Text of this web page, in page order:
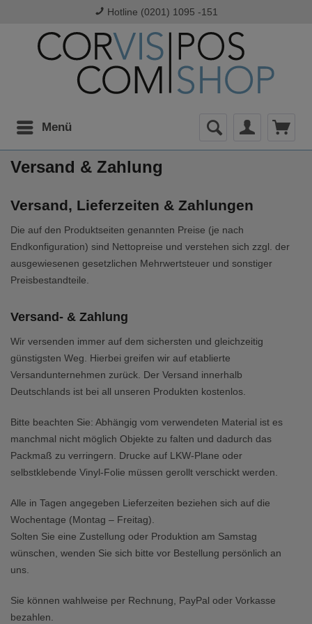
Hotline (0201) 1095 -151
Menü
Versand & Zahlung
Versand, Lieferzeiten & Zahlungen
Die auf den Produktseiten genannten Preise (je nach
Endkonfiguration) sind Nettopreise und verstehen sich zzgl. der
ausgewiesenen gesetzlichen Mehrwertsteuer und sonstiger
Preisbestandteile.
Versand- & Zahlung
Wir versenden immer auf dem sichersten und gleichzeitig
günstigsten Weg. Hierbei greifen wir auf etablierte
Versandunternehmen zurück. Der Versand innerhalb
Deutschlands ist bei all unseren Produkten kostenlos.
Bitte beachten Sie: Abhängig vom verwendeten Material ist es
manchmal nicht möglich Objekte zu falten und dadurch das
Packmaß zu verringern. Drucke auf LKW-Plane oder
selbstklebende Vinyl-Folie müssen gerollt verschickt werden.
Alle in Tagen angegeben Lieferzeiten beziehen sich auf die
Wochentage (Montag – Freitag).
Solten Sie eine Zustellung oder Produktion am Samstag
wünschen, wenden Sie sich bitte vor Bestellung persönlich an
uns.
Sie können wahlweise per Rechnung, PayPal oder Vorkasse
bezahlen.